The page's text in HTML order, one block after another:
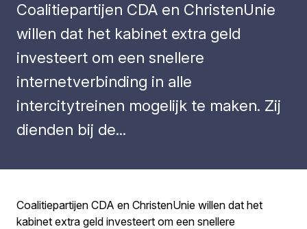
Coalitiepartijen CDA en ChristenUnie
willen dat het kabinet extra geld
investeert om een snellere
internetverbinding in alle
intercitytreinen mogelijk te maken. Zij
dienden bij de...
Coalitiepartijen CDA en ChristenUnie willen dat het
kabinet extra geld investeert om een snellere